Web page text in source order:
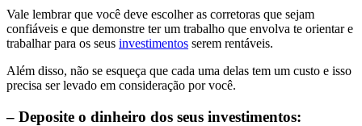
Vale lembrar que você deve escolher as corretoras que sejam
confiáveis e que demonstre ter um trabalho que envolva te orientar e
trabalhar para os seus investimentos serem rentáveis.
Além disso, não se esqueça que cada uma delas tem um custo e isso
precisa ser levado em consideração por você.
– Deposite o dinheiro dos seus investimentos: